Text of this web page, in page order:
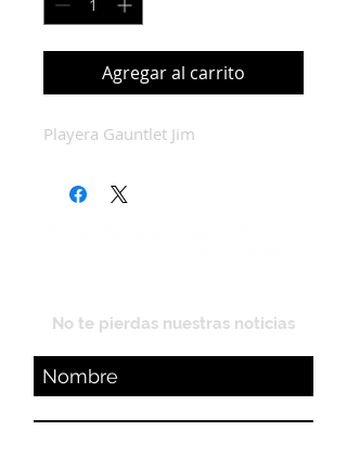
Agregar al carrito
Playera Gauntlet Jim
No te pierdas nuestras noticias